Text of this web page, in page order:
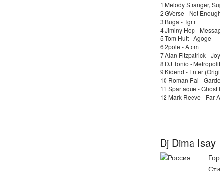
1 Melody Stranger,
2 GVerse - Not
3 Buga - Tgm
4 Jiminy Hop -
5 Tom Hutt - Agoge
6 2pole - Atom
7 Alan Fitzpatrick -
8 DJ Tonio -
9 Kidend - Enter
10 Roman Rai -
11 Spartaque -
12 Mark Reeve - Far
Dj Dima Isay